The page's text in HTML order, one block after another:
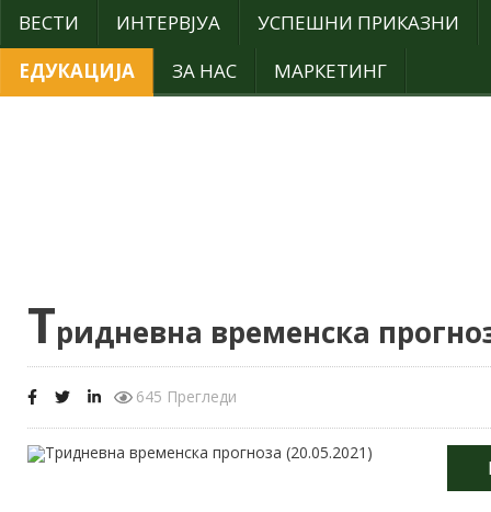
ВЕСТИ ИНТЕРВЈУА
УСПЕШНИ ПРИКАЗНИ
ЕДУКАЦИЈА
ЗА НАС МАРКЕТИНГ
Тридневна временска
645 Прегледи